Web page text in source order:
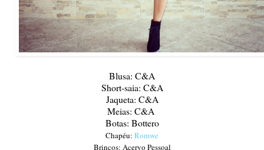
Blusa: C&A
Short-saia: C&A
Jaqueta: C&A
Meias: C&A
Botas: Bottero
Chapéu: Romwe
Brincos: Acervo Pessoal